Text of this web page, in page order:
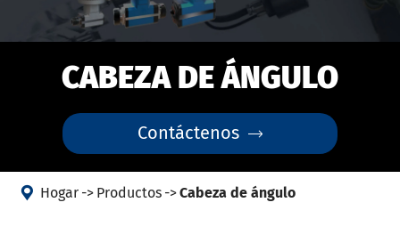
CABEZA DE ÁNGULO
Contáctenos 
 Hogar Productos Cabeza de ángulo